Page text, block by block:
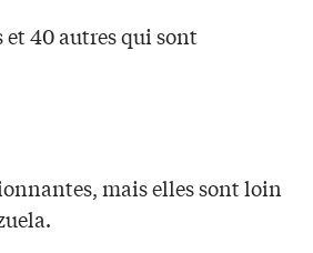
et 40 autres qui sont
mais elles sont loin